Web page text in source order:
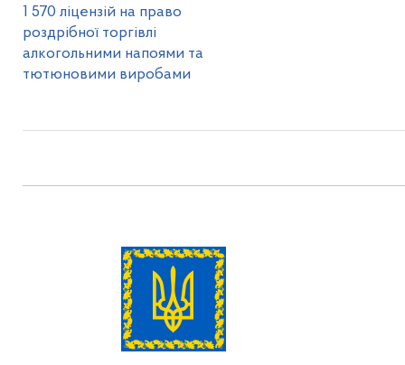
1 570 ліцензій на право
роздрібної торгівлі
алкогольними напоями та
тютюновими виробами